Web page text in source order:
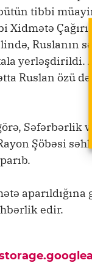
bütün tibbi
Xidmətə
Ruslanın
yerləşdirildi.
Ruslan özü
Səfərbərlik
Şöbəsi
edir.